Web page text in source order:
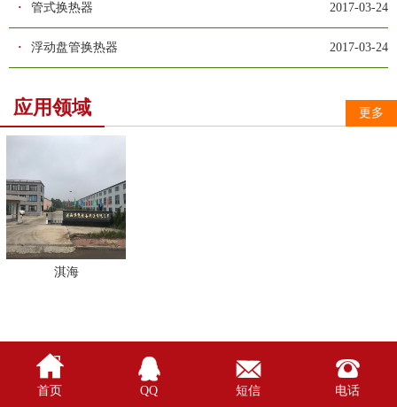
2017-03-24
· 管式换热器
2017-03-24
· 浮动盘管换热器
更多
应用领域
淇海

首页 
QQ 
短信 
电话